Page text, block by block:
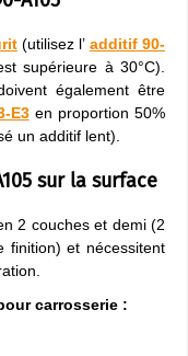
(utilisez l’ additif 90-
supérieure à 30°C).
également être
E3en proportion 50%
un additif lent).
sur la surface
2 couches et demi (2
finition) et nécessitent
carrosserie :